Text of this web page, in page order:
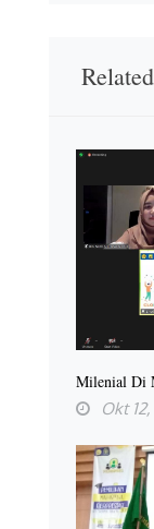
Milenial Di
Okt